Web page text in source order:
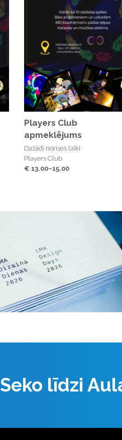
Players Club
apmeklējums
Dažādi norises laiki
Players Club
€ 13.00–15.00
Seko līdzi